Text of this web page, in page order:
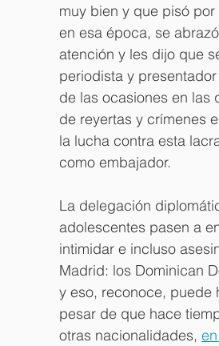
muy bien y que pisó
en esa época, se
atención y les dijo que
periodista y
de las ocasiones en las
de reyertas y crímenes
la lucha contra esta
como embajador.
La delegación
adolescentes pasen a
intimidar e incluso
Madrid: los Dominican
y eso, reconoce, puede
pesar de que hace
otras nacionalidades,